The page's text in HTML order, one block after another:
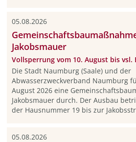
05.08.2026
Jakobsmauer
Vollsperrung vom 10. August bis vsl.
Die Stadt Naumburg (Saale) und der
Abwasserzweckverband Naumburg
August 2026 eine
Jakobsmauer durch. Der Ausbau
der Hausnummer 19 bis zur
05.08.2026